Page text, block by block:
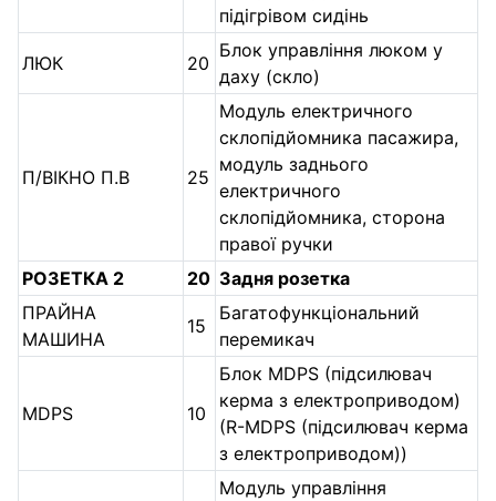
підігрівом сидінь
ЛЮК 20
Блок управління люком у
даху (скло)
П/ВІКНО П.В 25
Модуль електричного
склопідйомника пасажира,
модуль заднього
електричного
склопідйомника, сторона
правої ручки
РОЗЕТКА 2
20 Задня розетка
ПРАЙНА
МАШИНА
15
Багатофункціональний
перемикач
MDPS 10
Блок MDPS (підсилювач
керма з електроприводом)
(R-MDPS (підсилювач керма
з електроприводом))
Модуль управління